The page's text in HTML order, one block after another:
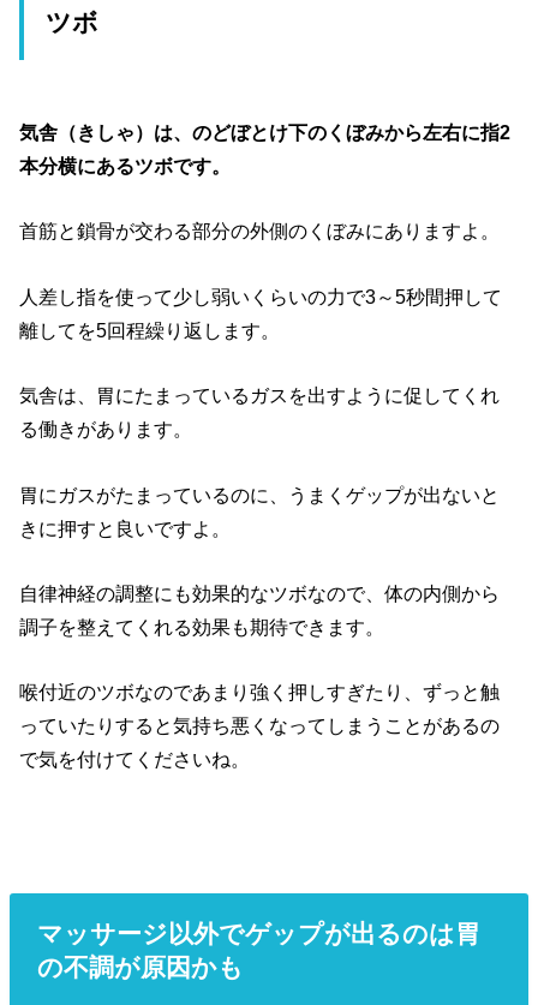
ツボ
気舎（きしゃ）は、のどぼとけ下のくぼみから左右に指2
本分横にあるツボです。
首筋と鎖骨が交わる部分の外側のくぼみにありますよ。
人差し指を使って少し弱いくらいの力で3～5秒間押して
離してを5回程繰り返します。
気舎は、胃にたまっているガスを出すように促してくれ
る働きがあります。
胃にガスがたまっているのに、うまくゲップが出ないと
きに押すと良いですよ。
自律神経の調整にも効果的なツボなので、体の内側から
調子を整えてくれる効果も期待できます。
喉付近のツボなのであまり強く押しすぎたり、ずっと触
っていたりすると気持ち悪くなってしまうことがあるの
で気を付けてくださいね。
マッサージ以外でゲップが出るのは胃
の不調が原因かも